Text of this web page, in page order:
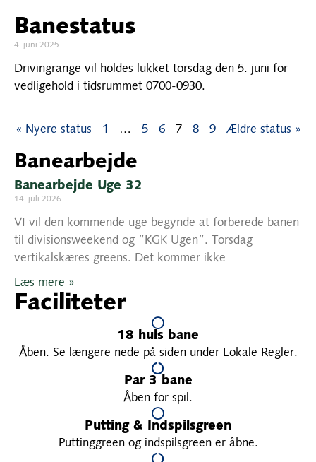
Banestatus
4. juni 2025
Drivingrange vil holdes lukket torsdag den 5. juni for
vedligehold i tidsrummet 0700-0930.
« Nyere status 1 … 5 6 7 8 9 Ældre status »
Banearbejde
Banearbejde Uge 32
14. juli 2026
VI vil den kommende uge begynde at forberede banen
til divisionsweekend og ”KGK Ugen”. Torsdag
vertikalskæres greens. Det kommer ikke
Læs mere »
Faciliteter
18 huls bane
Åben. Se længere nede på siden under Lokale Regler.
Par 3 bane
Åben for spil.
Putting & Indspilsgreen
Puttinggreen og indspilsgreen er åbne.